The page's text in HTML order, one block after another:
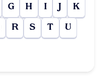
G H I J K
R S T U